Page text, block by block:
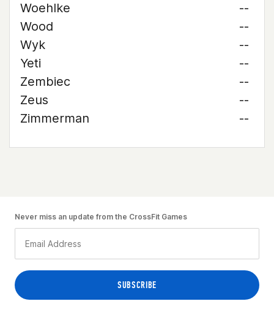
Woehlke
--
Wood
--
Wyk
--
Yeti
--
Zembiec
--
Zeus
--
Zimmerman
--
Never miss an update from the CrossFit Games